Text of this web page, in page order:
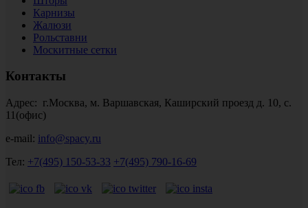
Карнизы
Жалюзи
Рольставни
Москитные сетки
Контакты
Адрес: г.Москва, м. Варшавская, Каширский проезд д. 10, с.
11(офис)
e-mail: info@spacy.ru
Тел: +7(495) 150-53-33 +7(495) 790-16-69